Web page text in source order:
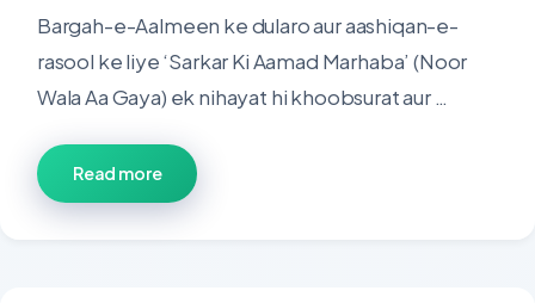
Bargah-e-Aalmeen ke dularo aur aashiqan-e-
rasool ke liye ‘Sarkar Ki Aamad Marhaba’ (Noor
Wala Aa Gaya) ek nihayat hi khoobsurat aur …
Read more